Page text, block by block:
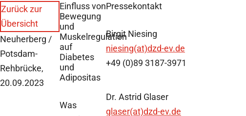
Zurück zur
Übersicht
Neuherberg /
Potsdam-
Rehbrücke,
20.09.2023
Einfluss von
Bewegung
und
Muskelregulation
auf
Diabetes
und
Adipositas
Was
Pressekontakt
Birgit Niesing
niesing(at)dzd-ev.de
+49 (0)89 3187-3971
Dr. Astrid Glaser
glaser(at)dzd-ev.de